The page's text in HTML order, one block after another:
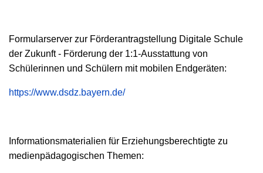
Formularserver zur Förderantragstellung Digitale Schule
der Zukunft - Förderung der 1:1-Ausstattung von
Schülerinnen und Schülern mit mobilen Endgeräten:
https://www.dsdz.bayern.de/
Informationsmaterialien für Erziehungsberechtigte zu
medienpädagogischen Themen: